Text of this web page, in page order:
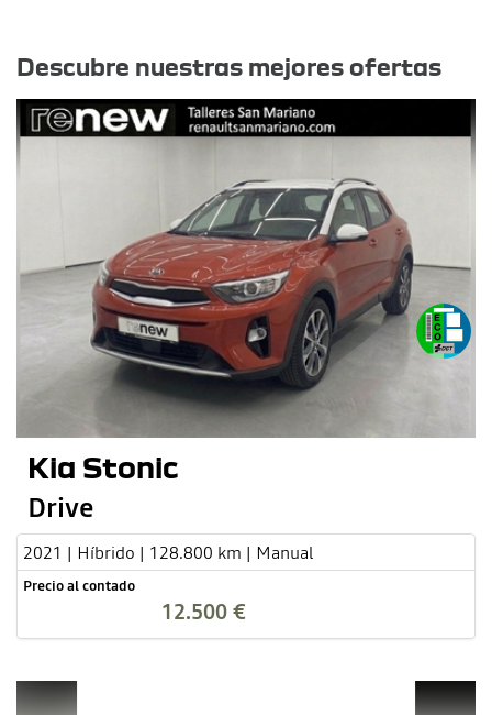
Descubre nuestras mejores ofertas
Kia Stonic
Drive
2021 | Híbrido | 128.800 km | Manual
Precio al contado
12.500 €